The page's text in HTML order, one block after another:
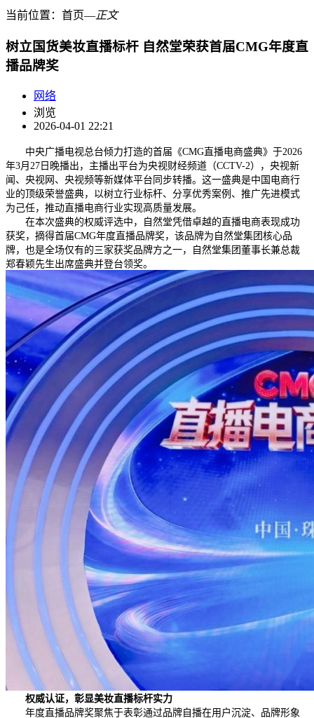
当前位置： 首页―正文
树立国货美妆直播标杆 自然堂荣获首届CMG年度直
播品牌奖
网络
浏览
2026-04-01 22:21
中央广播电视总台倾力打造的首届《CMG直播电商盛典》于2026
年3月27日晚播出，主播出平台为央视财经频道（CCTV-2），央视新
闻、央视网、央视频等新媒体平台同步转播。这一盛典是中国电商行
业的顶级荣誉盛典，以树立行业标杆、分享优秀案例、推广先进模式
为己任，推动直播电商行业实现高质量发展。
在本次盛典的权威评选中，自然堂凭借卓越的直播电商表现成功
获奖，摘得首届CMG年度直播品牌奖，该品牌为自然堂集团核心品
牌，也是全场仅有的三家获奖品牌方之一，自然堂集团董事长兼总裁
郑春颖先生出席盛典并登台领奖。
权威认证，彰显美妆直播标杆实力
年度直播品牌奖聚焦于表彰通过品牌自播在用户沉淀、品牌形象